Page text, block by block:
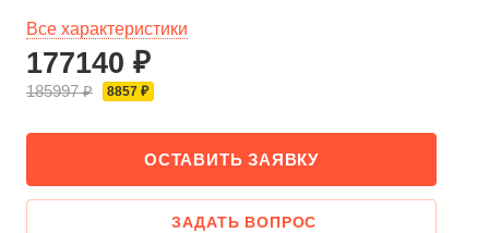
Все характеристики
177140 ₽
185997 ₽ 8857 ₽
ОСТАВИТЬ ЗАЯВКУ
ЗАДАТЬ ВОПРОС